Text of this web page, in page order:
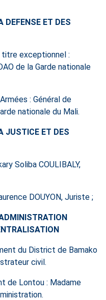
DEFENSE ET DES
titre exceptionnel :
de la Garde nationale
: Général de
nationale du Mali.
JUSTICE ET DES
Soliba COULIBALY,
DOUYON, Juriste ;
du District de Bamako
civil.
de Lontou : Madame